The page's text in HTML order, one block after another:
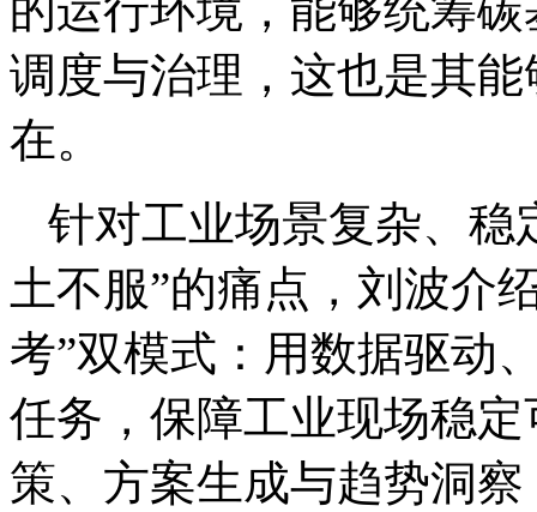
调度与治理，这也是其
在。
针对工业场景复杂、稳
土不服”的痛点，刘波介
考”双模式：用数据驱动
任务，保障工业现场稳
策、方案生成与趋势洞